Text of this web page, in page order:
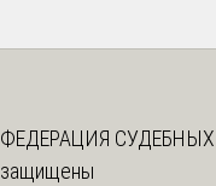
ФЕДЕРАЦИЯ СУДЕБНЫХ
защищены